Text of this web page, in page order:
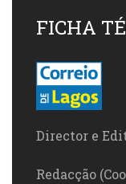
FICHA
Director e
Redacção